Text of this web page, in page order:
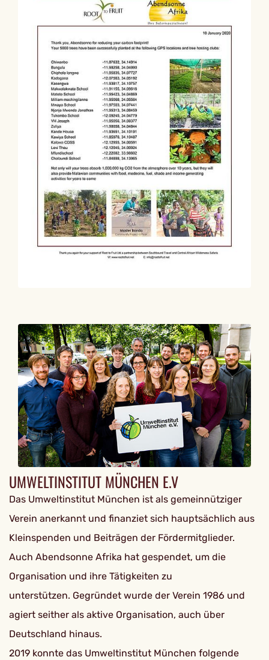
UMWELTINSTITUT MÜNCHEN E.V
Das Umweltinstitut München ist als gemeinnütziger
Verein anerkannt und finanziet sich hauptsächlich aus
Kleinspenden und Beiträgen der Fördermitglieder.
Auch Abendsonne Afrika hat gespendet, um die
Organisation und ihre Tätigkeiten zu
unterstützen. Gegründet wurde der Verein 1986 und
agiert seither als aktive Organisation, auch über
Deutschland hinaus.
2019 konnte das Umweltinstitut München folgende